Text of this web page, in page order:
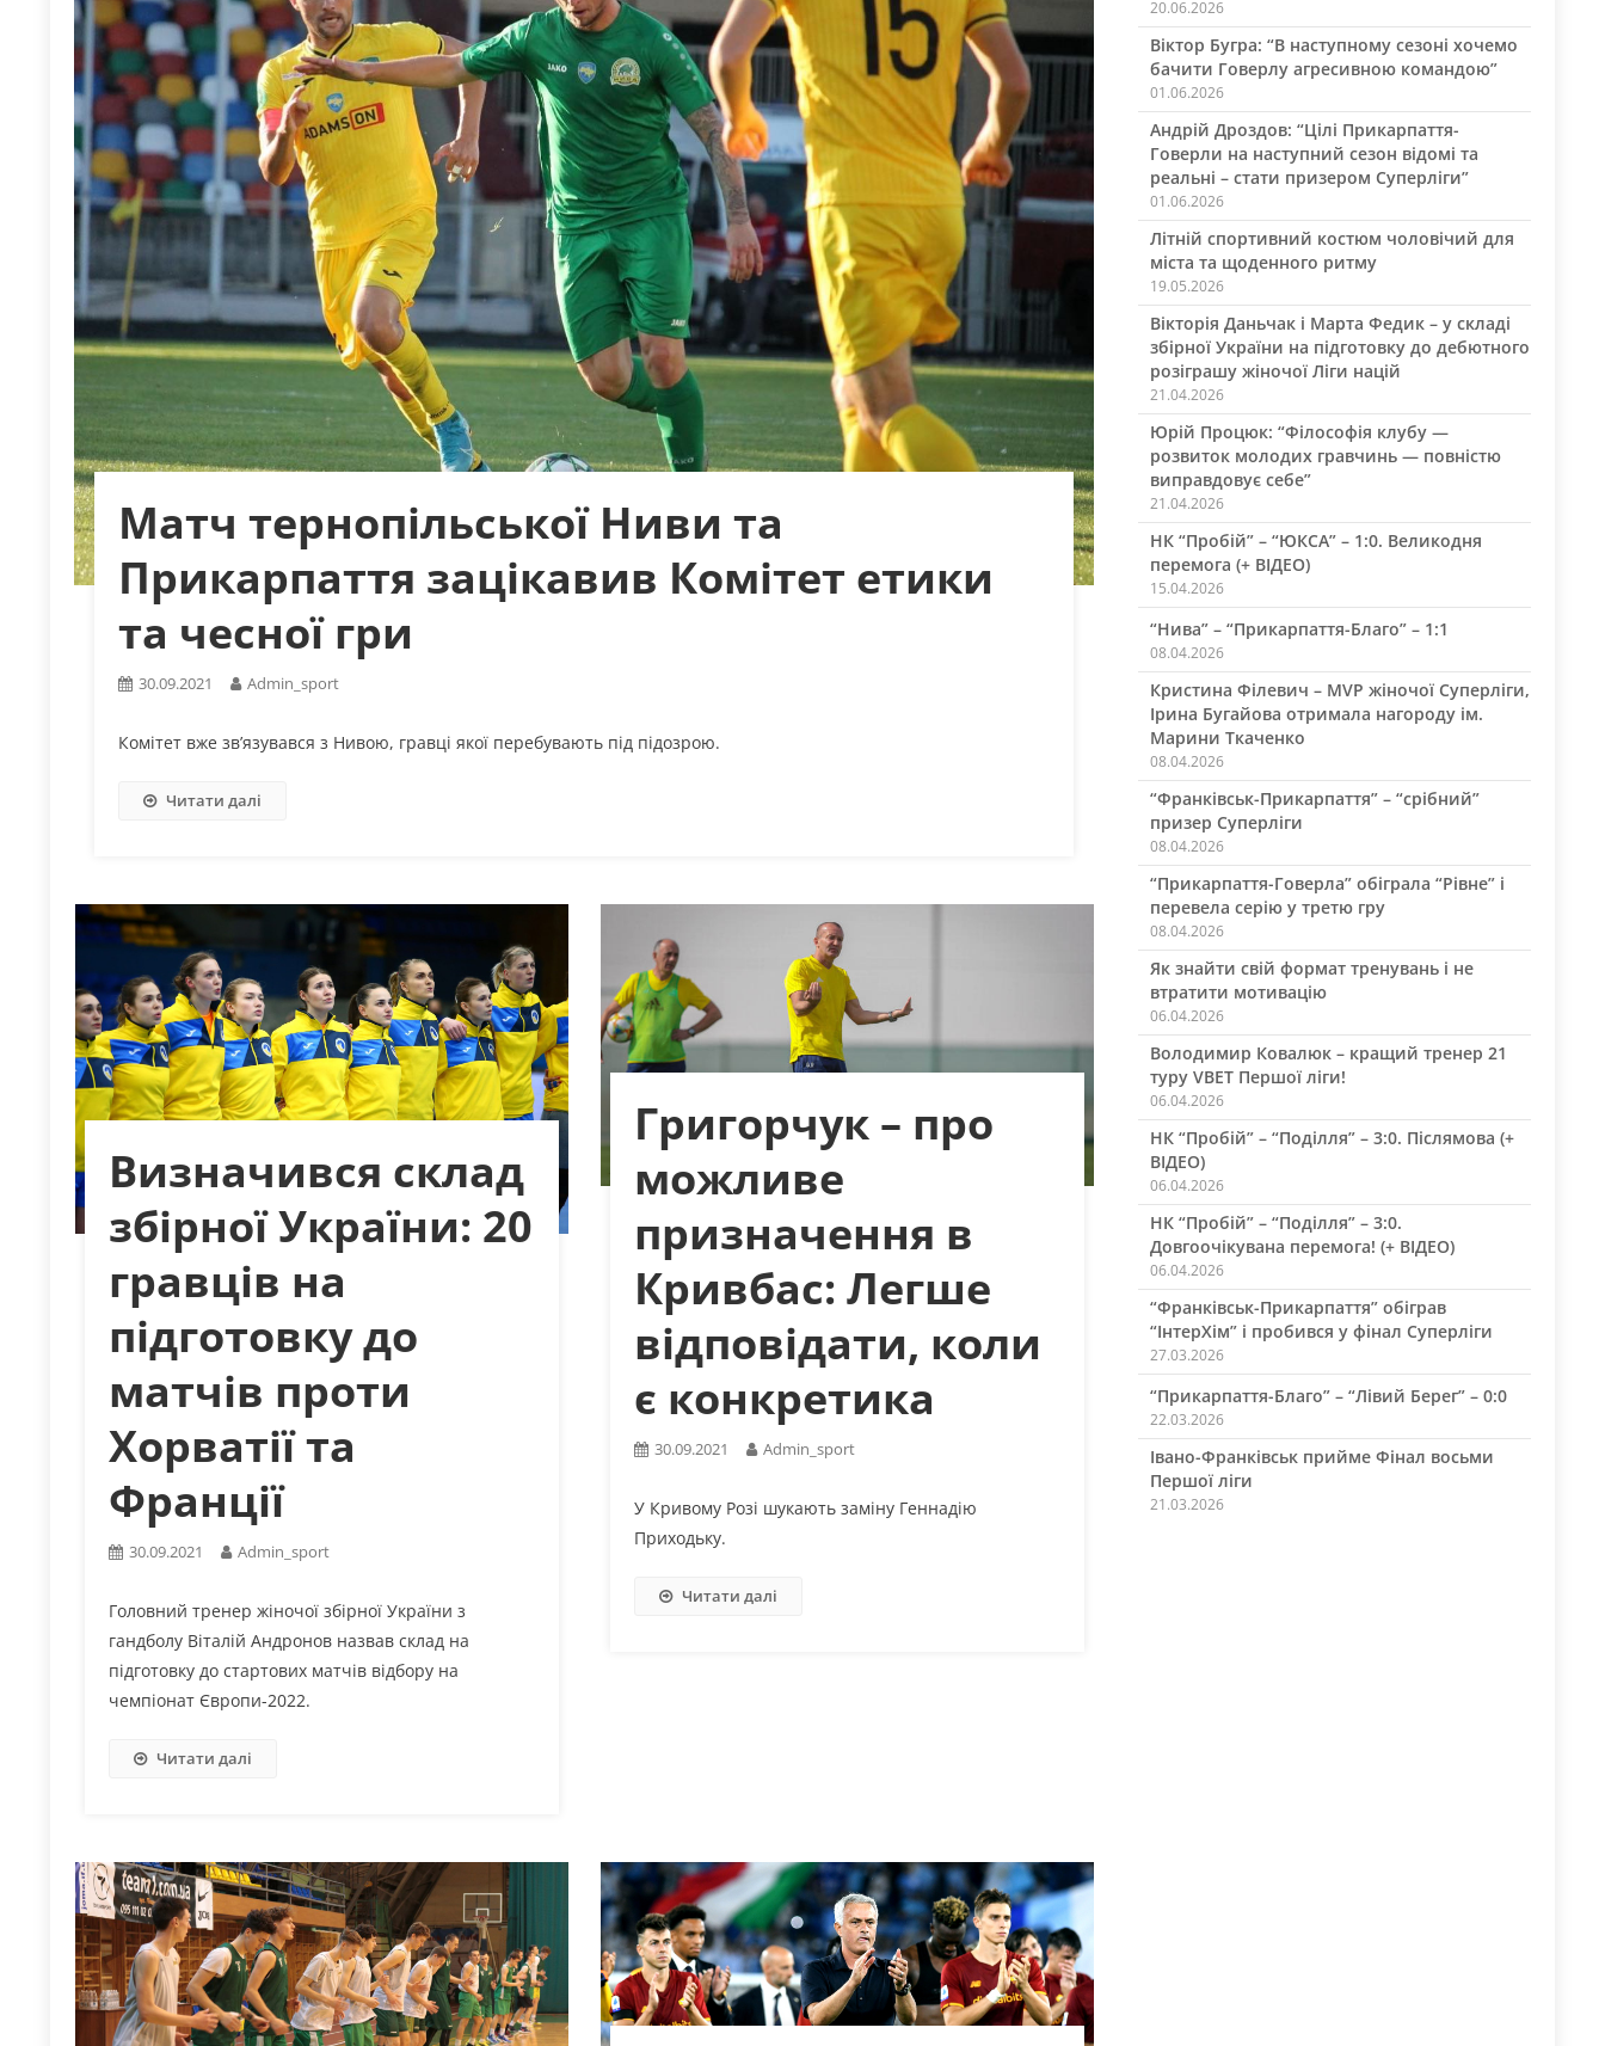
Матч тернопільської Ниви та
Прикарпаття зацікавив Комітет етики
та чесної гри
30.09.2021 Admin_sport
Комітет вже зв’язувався з Нивою, гравці якої перебувають під підозрою.
Читати далі
Визначився склад
збірної України: 20
гравців на
підготовку до
матчів проти
Хорватії та
Франції
30.09.2021 Admin_sport
Головний тренер жіночої збірної України з
гандболу Віталій Андронов назвав склад на
підготовку до стартових матчів відбору на
чемпіонат Європи-2022.
Читати далі
Григорчук – про
можливе
призначення в
Кривбас: Легше
відповідати, коли
є конкретика
30.09.2021 Admin_sport
У Кривому Розі шукають заміну Геннадію
Приходьку.
Читати далі
20.06.2026
Віктор Бугра: “В наступному сезоні хочемо
бачити Говерлу агресивною командою”
01.06.2026
Андрій Дроздов: “Цілі Прикарпаття-
Говерли на наступний сезон відомі та
реальні – стати призером Суперліги”
01.06.2026
Літній спортивний костюм чоловічий для
міста та щоденного ритму
19.05.2026
Вікторія Даньчак і Марта Федик – у складі
збірної України на підготовку до дебютного
розіграшу жіночої Ліги націй
21.04.2026
Юрій Процюк: “Філософія клубу —
розвиток молодих гравчинь — повністю
виправдовує себе”
21.04.2026
НК “Пробій” – “ЮКСА” – 1:0. Великодня
перемога (+ ВІДЕО)
15.04.2026
“Нива” – “Прикарпаття-Благо” – 1:1
08.04.2026
Кристина Філевич – MVP жіночої Суперліги,
Ірина Бугайова отримала нагороду ім.
Марини Ткаченко
08.04.2026
“Франківськ-Прикарпаття” – “срібний”
призер Суперліги
08.04.2026
“Прикарпаття-Говерла” обіграла “Рівне” і
перевела серію у третю гру
08.04.2026
Як знайти свій формат тренувань і не
втратити мотивацію
06.04.2026
Володимир Ковалюк – кращий тренер 21
туру VBET Першої ліги!
06.04.2026
НК “Пробій” – “Поділля” – 3:0. Післямова (+
ВІДЕО)
06.04.2026
НК “Пробій” – “Поділля” – 3:0.
Довгоочікувана перемога! (+ ВІДЕО)
06.04.2026
“Франківськ-Прикарпаття” обіграв
“ІнтерХім” і пробився у фінал Суперліги
27.03.2026
“Прикарпаття-Благо” – “Лівий Берег” – 0:0
22.03.2026
Івано-Франківськ прийме Фінал восьми
Першої ліги
21.03.2026